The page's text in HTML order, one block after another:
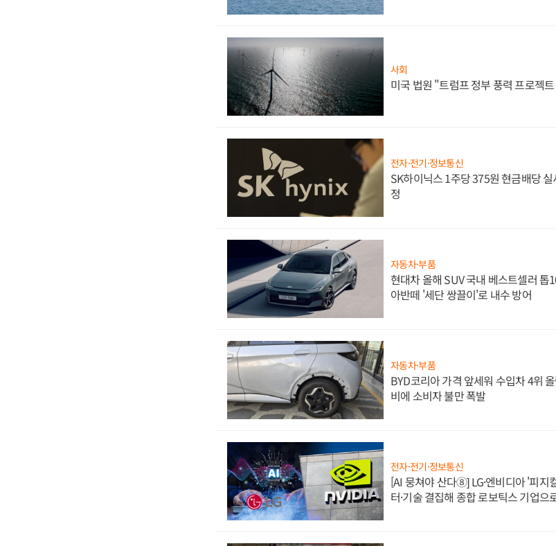
사회
미국 법원 "트럼프 정부 풍력 프로젝
전자·전기·정보통신
SK하이닉스 1주당 375원 현금배당
정
자동차·부품
현대차 올해 SUV 국내 베스트셀러 톱
아반떼 '세단 쌍끌이'로 내수 방어
자동차·부품
BYD코리아 가격 앞세워 수입차 4위
비에 소비자 불만 폭발
전자·전기·정보통신
[AI 뭉쳐야 산다⑧] LG·엔비디아 '피지
터·기술 결집해 종합 로보틱스 기업으